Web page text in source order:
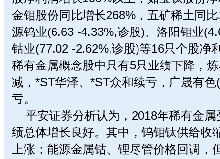
金钼股份同比增长268%，五矿稀土同
源钨业(6.63 -4.33%,诊股)、洛阳钼业
钴业(77.02 -2.62%,诊股)等16只个股净
稀有金属概念股中只有5只业绩下降，
减，*ST华泽、*ST众和续亏，广晟有
亏。
平安证券分析认为，2018年稀有金属
绩总体增长良好。其中，钨钼钛供给收
上涨；能源金属钴、锂尽管价格回调，